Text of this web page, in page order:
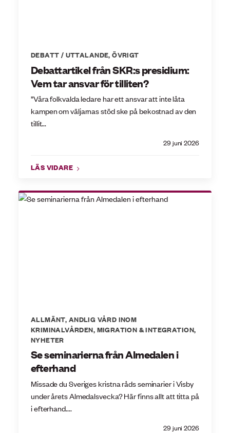
DEBATT / UTTALANDE,ÖVRIGT
Debattartikel från SKR:s presidium:
Vem tar ansvar för tilliten?
29 juni 2026
”Våra folkvalda ledare har ett ansvar att inte låta
kampen om väljarnas stöd ske på bekostnad av den
tillit...
LÄS VIDARE
ALLMÄNT, ANDLIG VÅRD INOM
KRIMINALVÅRDEN, MIGRATION & INTEGRATION,
NYHETER
Se seminarierna från Almedalen i
efterhand
29 juni 2026
Missade du Sveriges kristna råds seminarier i Visby
under årets Almedalsvecka? Här finns allt att titta på
i efterhand....